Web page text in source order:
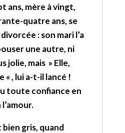
ans, mère à vingt,
quatre ans, se
: son mari l’a
une autre, ni
jolie, mais » Elle,
« , lui a-t-il lancé !
toute confiance en
gris, quand